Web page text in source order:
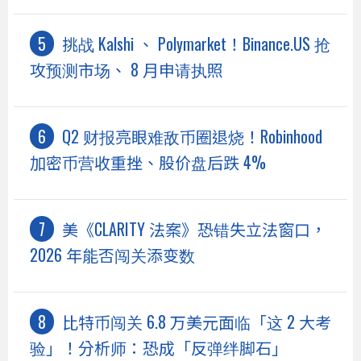
挑战 Kalshi 、 Polymarket！Binance.US 抢
攻预测市场、 8 月申请执照
Q2 财报亮眼难敌币圈退烧！Robinhood
加密币营收重挫、股价盘后跌 4%
美《CLARITY 法案》恐错失立法窗口，
2026 年能否闯关添变数
比特币闯关 6.8 万美元面临「这 2 大考
验」！分析师：恐成「反弹绊脚石」